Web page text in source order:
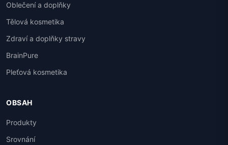
Oblečení a doplňky
Tělová kosmetika
Zdraví a doplňky stravy
BrainPure
Pleťová kosmetika
OBSAH
Produkty
Srovnání